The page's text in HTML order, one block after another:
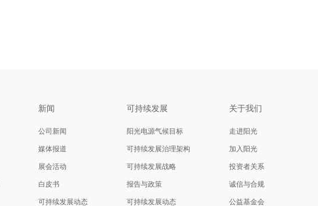
新闻
公司新闻
媒体报道
展会活动
白皮书
可持续发展动态
可持续发展
阳光电源气候目标
可持续发展治理架构
可持续发展战略
报告与政策
可持续发展动态
关于我们
走进阳光
加入阳光
投资者关系
诚信与合规
公益基金会